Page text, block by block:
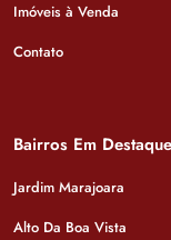
Imóveis à Venda
Contato
Bairros Em Destaque
Jardim Marajoara
Alto Da Boa Vista